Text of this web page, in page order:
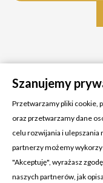
KONTAKT Z NAMI
Adres:
Cosmetic4car
Budzisz 73A
Szanujemy
Przetwarzamy pliki cookie,
oraz przetwarzamy dane
celu rozwijania i ulepszania
partnerzy możemy
"Akceptuję", wyrażasz
naszych partnerów, jak